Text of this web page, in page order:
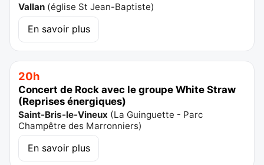
Vallan (église St Jean-Baptiste)
En savoir plus
20h
Concert de Rock avec le groupe White Straw
(Reprises énergiques)
Saint-Bris-le-Vineux (La Guinguette - Parc
Champêtre des Marronniers)
En savoir plus